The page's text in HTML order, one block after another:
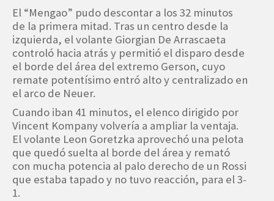
El “Mengao” pudo descontar a los 32 minutos
de la primera mitad. Tras un centro desde la
izquierda, el volante Giorgian De Arrascaeta
controló hacia atrás y permitió el disparo desde
el borde del área del extremo Gerson, cuyo
remate potentísimo entró alto y centralizado en
el arco de Neuer.
Cuando iban 41 minutos, el elenco dirigido por
Vincent Kompany volvería a ampliar la ventaja.
El volante Leon Goretzka aprovechó una pelota
que quedó suelta al borde del área y remató
con mucha potencia al palo derecho de un Rossi
que estaba tapado y no tuvo reacción, para el 3-
1.